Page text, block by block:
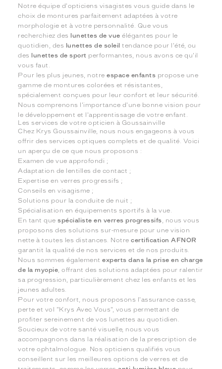
Notre équipe d'opticiens visagistes vous guide dans le
choix de montures parfaitement adaptées à votre
morphologie et à votre personnalité. Que vous
recherchiez des lunettes de vue élégantes pour le
quotidien, des lunettes de soleil tendance pour l'été, ou
des lunettes de sport performantes, nous avons ce qu'il
vous faut.
Pour les plus jeunes, notreespace enfants propose une
gamme de montures colorées et résistantes,
spécialement conçues pour leur confort et leur sécurité.
Nous comprenons l'importance d'une bonne vision pour
le développement et l'apprentissage de votre enfant.
Les services de votre opticien à Goussainville
Chez Krys Goussainville, nous nous engageons à vous
offrir des services optiques complets et de qualité. Voici
un aperçu de ce que nous proposons :
Examen de vue approfondi ;
Adaptation de lentilles de contact ;
Expertise en verres progressifs ;
Conseils en visagisme ;
Solutions pour la conduite de nuit ;
Spécialisation en équipements sportifs à la vue.
En tant quespécialiste en verres progressifs , nous vous
proposons des solutions sur-mesure pour une vision
nette à toutes les distances. Notrecertification AFNOR
garantit la qualité de nos services et de nos produits.
Nous sommes égalementexperts dans la prise en charge
de la myopie , offrant des solutions adaptées pour ralentir
sa progression, particulièrement chez les enfants et les
jeunes adultes.
Pour votre confort, nous proposons l'assurance casse,
perte et vol "Krys Avec Vous", vous permettant de
profiter sereinement de vos lunettes au quotidien.
Soucieux de votre santé visuelle, nous vous
accompagnons dans la réalisation de la prescription de
votre ophtalmologue. Nos opticiens qualifiés vous
conseillent sur les meilleures options de verres et de